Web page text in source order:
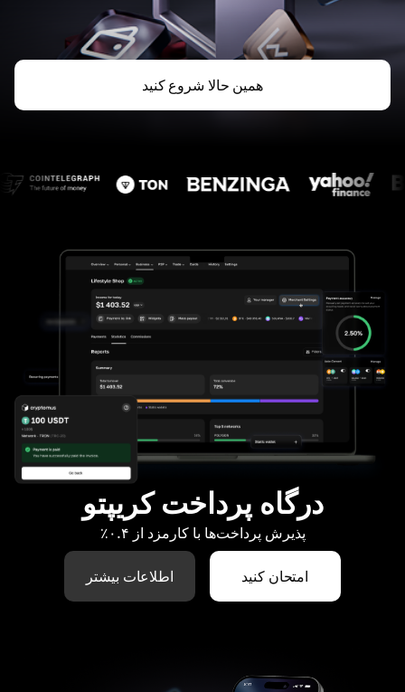
همین حالا شروع کنید
درگاه پرداخت کریپتو
پذیرش پرداخت‌ها با کارمزد از ۰.۴٪
امتحان کنید اطلاعات بیشتر